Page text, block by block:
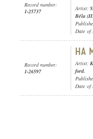
Record number:
1-25737
Artist:
Béla
Date of
Record number:
1-26597
Artist:
ford.
Date of